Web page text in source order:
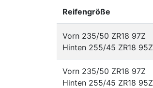
Reifengröße
Vorn 235/50 ZR18 97Z
Hinten 255/45 ZR18 95Z
Vorn 235/50 ZR18 97Z
Hinten 255/45 ZR18 95Z